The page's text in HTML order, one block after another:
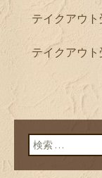
テイクアウト
テイクアウト
検索: